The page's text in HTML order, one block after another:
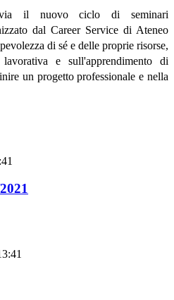
il nuovo ciclo di seminari
dal Career Service di Ateneo
di sé e delle proprie risorse,
e sull'apprendimento di
un progetto professionale e nella